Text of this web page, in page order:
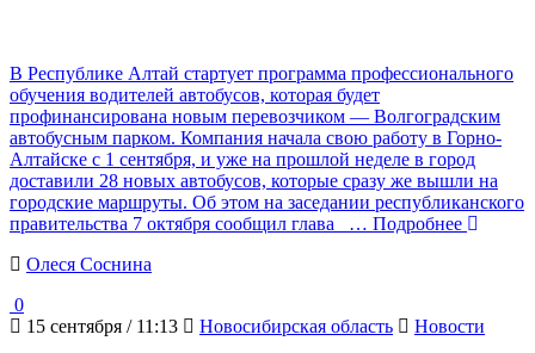
В Республике Алтай стартует программа профессионального
обучения водителей автобусов, которая будет
профинансирована новым перевозчиком — Волгоградским
автобусным парком. Компания начала свою работу в Горно-
Алтайске с 1 сентября, и уже на прошлой неделе в город
доставили 28 новых автобусов, которые сразу же вышли на
городские маршруты. Об этом на заседании республиканского
правительства 7 октября сообщил глава
… Подробнее
Олеся Соснина
0
15 сентября / 11:13
Новосибирская область Новости